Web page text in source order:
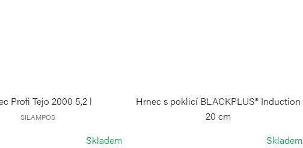
Profi Tejo 2000 5,2 l
SILAMPOS
Skladem
Hrnec s poklicí BLACKPLUS® Induction
20 cm
Skladem